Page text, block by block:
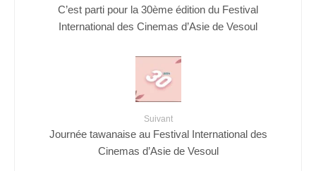
C’est parti pour la 30ème édition du Festival
International des Cinemas d’Asie de Vesoul
Suivant
Journée tawanaise au Festival International des
Cinemas d’Asie de Vesoul